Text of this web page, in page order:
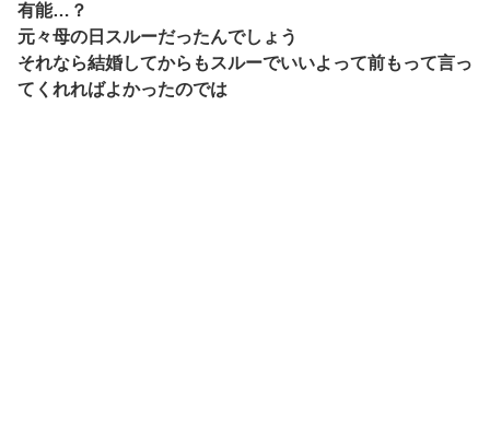
有能…？
元々母の日スルーだったんでしょう
それなら結婚してからもスルーでいいよって前もって言っ
てくれればよかったのでは